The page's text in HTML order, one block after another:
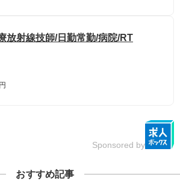
放射線技師/日勤常勤/病院/RT
Sponsored by
おすすめ記事